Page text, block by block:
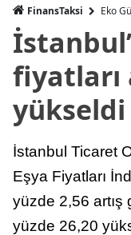
FinansTaksi Eko
fiyatları
yükseldi
İstanbul Ticaret
Eşya Fiyatları
yüzde 2,56 artış
yüzde 26,20